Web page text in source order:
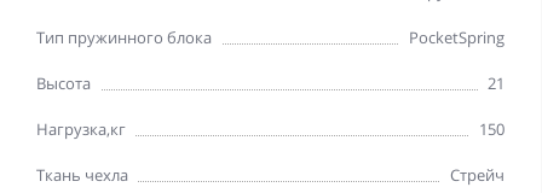
Тип пружинного блока PocketSpring
Высота 21
Нагрузка,кг 150
Ткань чехла Стрейч